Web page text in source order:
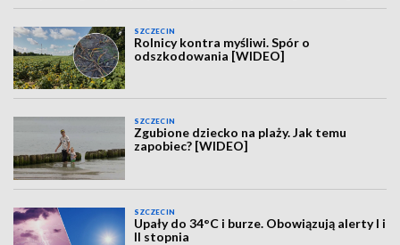
SZCZECIN
Rolnicy kontra myśliwi. Spór o
odszkodowania [WIDEO]
SZCZECIN
Zgubione dziecko na plaży. Jak temu
zapobiec? [WIDEO]
SZCZECIN
Upały do 34°C i burze. Obowiązują alerty I i
II stopnia